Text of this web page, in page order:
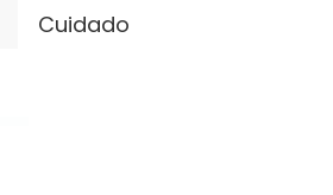
Cuidado